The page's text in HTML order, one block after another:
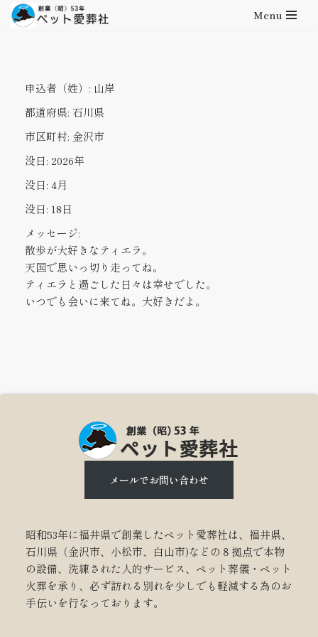
Menu
申込者（姓）: 山岸
都道府県: 石川県
市区町村: 金沢市
没日: 2026年
没日: 4月
没日: 18日
メッセージ:
散歩が大好きなティエラ。
天国で思いっ切り走ってね。
ティエラと過ごした日々は幸せでした。
いつでも会いに来てね。大好きだよ。
メールでお問い合わせ
昭和53年に福井県で創業したペット愛葬社は、福井県、
石川県（金沢市、小松市、白山市)などの８拠点で本物
の設備、洗練された人的サービス、ペット葬儀・ペット
火葬を承り、必ず訪れる別れを少しでも軽減する為のお
手伝いを行なっております。